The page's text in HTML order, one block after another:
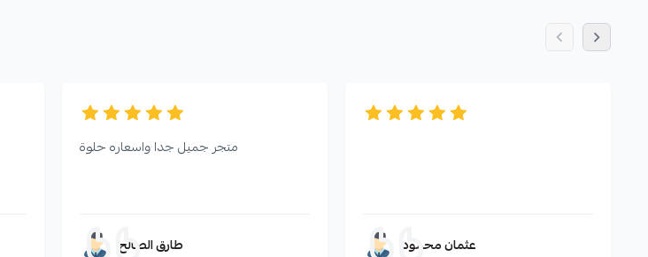
متجر جميل جدا واسعاره حلوة
طارق الصالح عثمان محمود